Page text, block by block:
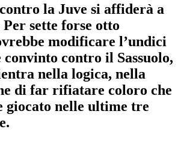
la Juve si affiderà a
sette forse otto
modificare l’undici
convinto contro il Sassuolo,
nella logica, nella
di far rifiatare coloro che
giocato nelle ultime tre